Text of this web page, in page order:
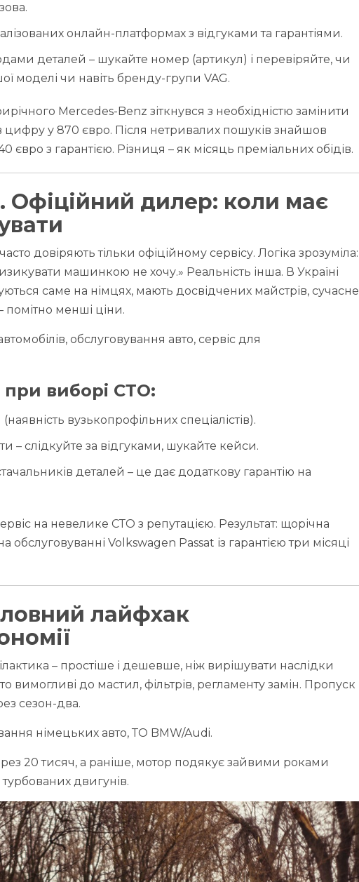
онлайн-платформах з відгуками та гарантіями.
деталей – шукайте номер (артикул) і перевіряйте, чи
моделі чи навіть бренду-групи VAG.
Mercedes-Benz зіткнувся з необхідністю замінити
цифру у 870 євро. Після нетривалих пошуків знайшов
євро з гарантією. Різниця – як місяць преміальних обідів.
Офіційний дилер: коли має
довіряють тільки офіційному сервісу. Логіка зрозуміла:
машинкою не хочу.» Реальність інша. В Україні
саме на німцях, мають досвідчених майстрів, сучасне
помітно менші ціни.
обслуговування авто, сервіс для
виборі СТО:
вузькопрофільних спеціалістів).
– слідкуйте за відгуками, шукайте кейси.
деталей – це дає додаткову гарантію на
на невелике СТО з репутацією. Результат: щорічна
Volkswagen Passat із гарантією три місяці
лайфхак
– простіше і дешевше, ніж вирішувати наслідки
вимогливі до мастил, фільтрів, регламенту замін. Пропуск
сезон-два.
німецьких авто, ТО BMW/Audi.
20 тисяч, а раніше, мотор подякує зайвими роками
двигунів.